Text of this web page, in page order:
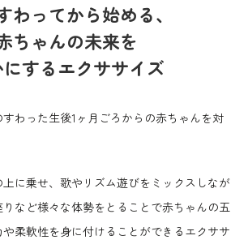
わってから始める、
ちゃんの未来を
するエクササイズ
わった生後1ヶ月ごろからの赤ちゃんを対
に乗せ、 歌やリズム遊びをミックスしなが
など様々な体勢をとることで赤ちゃんの五
柔軟性を身に付けることができるエクササ